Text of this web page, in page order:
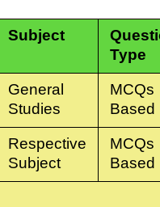
Subject
Type
General
Studies
MCQs
Based
Respective
Subject
MCQs
Based